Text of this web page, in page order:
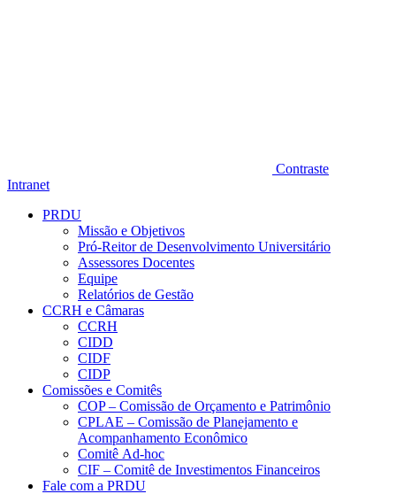
Contraste
Intranet
PRDU
Missão e Objetivos
Pró-Reitor de Desenvolvimento Universitário
Assessores Docentes
Equipe
Relatórios de Gestão
CCRH e Câmaras
CCRH
CIDD
CIDF
CIDP
Comissões e Comitês
COP – Comissão de Orçamento e Patrimônio
CPLAE – Comissão de Planejamento e
Acompanhamento Econômico
Comitê Ad-hoc
CIF – Comitê de Investimentos Financeiros
Fale com a PRDU